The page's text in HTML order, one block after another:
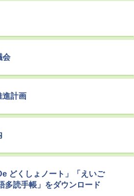
会
進計画
どくしょノート」「えいご
多読手帳」をダウンロード